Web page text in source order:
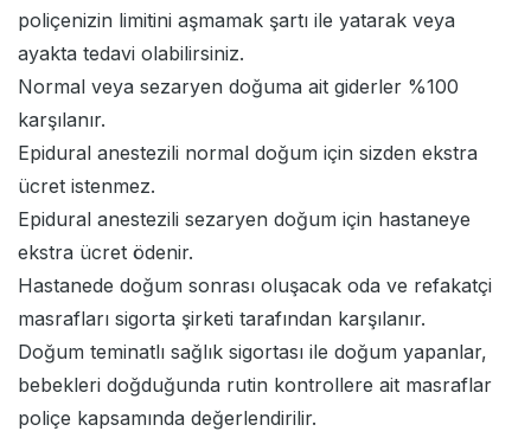
poliçenizin limitini aşmamak şartı ile yatarak veya
ayakta tedavi olabilirsiniz.
Normal veya sezaryen doğuma ait giderler %100
karşılanır.
Epidural anestezili normal doğum için sizden ekstra
ücret istenmez.
Epidural anestezili sezaryen doğum için hastaneye
ekstra ücret ödenir.
Hastanede doğum sonrası oluşacak oda ve refakatçi
masrafları sigorta şirketi tarafından karşılanır.
Doğum teminatlı sağlık sigortası ile doğum yapanlar,
bebekleri doğduğunda rutin kontrollere ait masraflar
poliçe kapsamında değerlendirilir.